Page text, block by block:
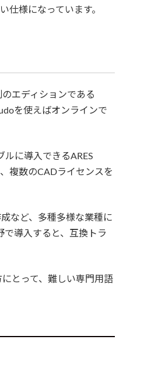
仕様になっています。
エディションである
を使えばオンラインで
に導入できるARES
複数のCADライセンスを
など、多種多様な業種に
導入すると、互換トラ
とって、難しい専門用語